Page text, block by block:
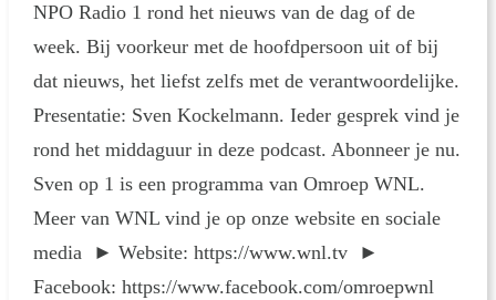
NPO Radio 1 rond het nieuws van de dag of de
week. Bij voorkeur met de hoofdpersoon uit of bij
dat nieuws, het liefst zelfs met de verantwoordelijke.
Presentatie: Sven Kockelmann. Ieder gesprek vind je
rond het middaguur in deze podcast. Abonneer je nu.
Sven op 1 is een programma van Omroep WNL.
Meer van WNL vind je op onze website en sociale
media ► Website: https://www.wnl.tv ►
Facebook: https://www.facebook.com/omroepwnl